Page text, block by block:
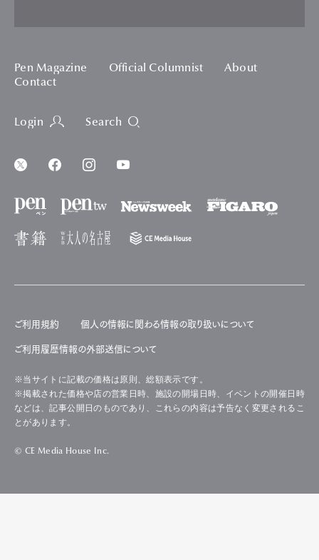
Pen Magazine Official Columnist
About
Contact
Login Search
ご利用規約 個人の情報に関わる情報の取り扱いについて
ご利用履歴情報の外部送信について
※当サイトに記載の価格は原則、総額表示です。
※掲載された価格や店の営業日時、施設の開場日時、イベントの開催日時
などは、記事公開日のものであり、これらの内容は予告なく変更されるこ
とがあります。
© CE Media House Inc.